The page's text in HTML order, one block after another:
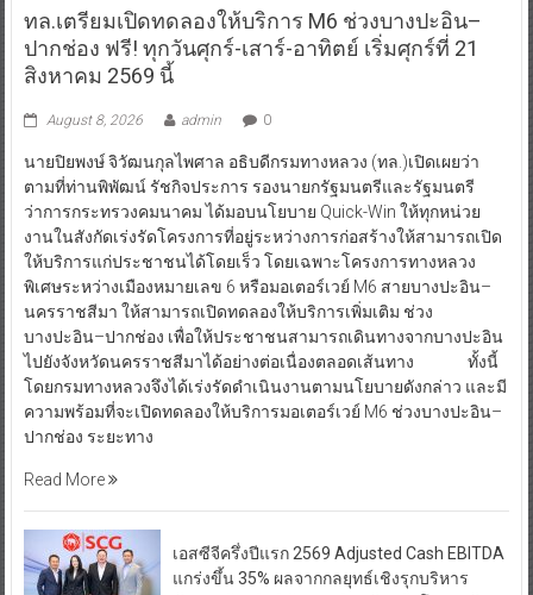
ทล.เตรียมเปิดทดลองให้บริการ M6 ช่วงบางปะอิน–
ปากช่อง ฟรี! ทุกวันศุกร์-เสาร์-อาทิตย์ เริ่มศุกร์ที่ 21
สิงหาคม 2569 นี้
August 8, 2026 admin 0
นายปิยพงษ์ จิวัฒนกุลไพศาล อธิบดีกรมทางหลวง (ทล.)เปิดเผยว่า
ตามที่ท่านพิพัฒน์ รัชกิจประการ รองนายกรัฐมนตรีและรัฐมนตรี
ว่าการกระทรวงคมนาคม ได้มอบนโยบาย Quick-Win ให้ทุกหน่วย
งานในสังกัดเร่งรัดโครงการที่อยู่ระหว่างการก่อสร้างให้สามารถเปิด
ให้บริการแก่ประชาชนได้โดยเร็ว โดยเฉพาะโครงการทางหลวง
พิเศษระหว่างเมืองหมายเลข 6 หรือมอเตอร์เวย์ M6 สายบางปะอิน–
นครราชสีมา ให้สามารถเปิดทดลองให้บริการเพิ่มเติม ช่วง
บางปะอิน–ปากช่อง เพื่อให้ประชาชนสามารถเดินทางจากบางปะอิน
ไปยังจังหวัดนครราชสีมาได้อย่างต่อเนื่องตลอดเส้นทาง ทั้งนี้
โดยกรมทางหลวงจึงได้เร่งรัดดำเนินงานตามนโยบายดังกล่าว และมี
ความพร้อมที่จะเปิดทดลองให้บริการมอเตอร์เวย์ M6 ช่วงบางปะอิน–
ปากช่อง ระยะทาง
Read More
เอสซีจีครึ่งปีแรก 2569 Adjusted Cash EBITDA
แกร่งขึ้น 35% ผลจากกลยุทธ์เชิงรุกบริหาร